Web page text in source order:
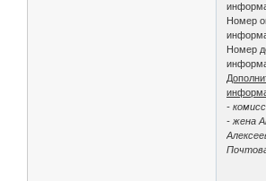
Номер
Номер
-
- жена